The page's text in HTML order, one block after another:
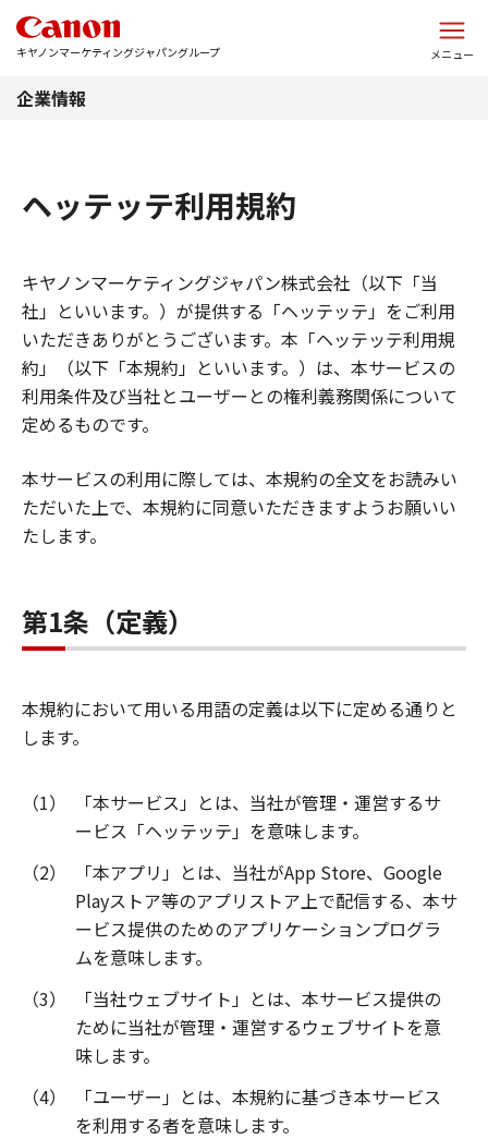
キヤノンマーケティングジャパングループ メニュー
企業情報
ヘッテッテ利用規約
キヤノンマーケティングジャパン株式会社（以下「当
社」といいます。）が提供する「ヘッテッテ」をご利用
いただきありがとうございます。本「ヘッテッテ利用規
約」（以下「本規約」といいます。）は、本サービスの
利用条件及び当社とユーザーとの権利義務関係について
定めるものです。
本サービスの利用に際しては、本規約の全文をお読みい
ただいた上で、本規約に同意いただきますようお願いい
たします。
第1条（定義）
本規約において用いる用語の定義は以下に定める通りと
します。
（1）
「本サービス」とは、当社が管理・運営するサ
ービス「ヘッテッテ」を意味します。
（2）
「本アプリ」とは、当社がApp Store、Google
Playストア等のアプリストア上で配信する、本サ
ービス提供のためのアプリケーションプログラ
ムを意味します。
（3）
「当社ウェブサイト」とは、本サービス提供の
ために当社が管理・運営するウェブサイトを意
味します。
（4）
「ユーザー」とは、本規約に基づき本サービス
を利用する者を意味します。